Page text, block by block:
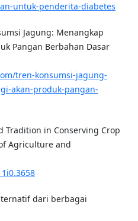
untuk-penderita-diabetes
Jagung: Menangkap
Pangan Berbahan Dasar
tren-konsumsi-jagung-
akan-produk-pangan-
Tradition in Conserving Crop
Agriculture and
dari berbagai